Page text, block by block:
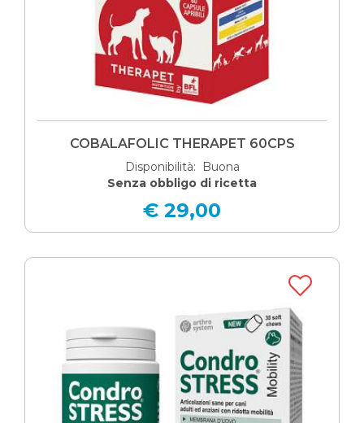
COBALAFOLIC THERAPET 60CPS
Disponibilità: Buona
Senza obbligo di ricetta
€ 29,00